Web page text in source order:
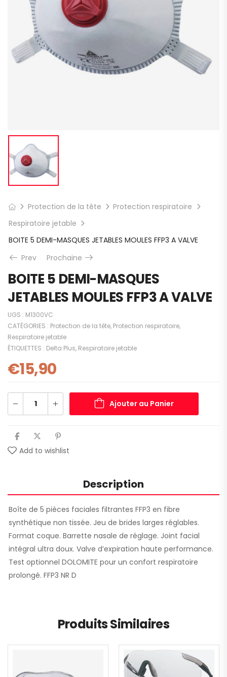
Protection de la tête
Protection respiratoire
Respiratoire jetable
BOITE 5 DEMI-MASQUES JETABLES MOULES FFP3 A VALVE
Prev
Prochaine
BOITE 5 DEMI-MASQUES
JETABLES MOULES FFP3 A VALVE
UGS : M1300VC
CATÉGORIES : Protection de la tête, Protection respiratoire,
Respiratoire jetable
ÉTIQUETTES : Delta Plus, Respiratoire jetable
€15,90
Ajouter au Panier
Add to wishlist
Description
Boîte de 5 pièces faciales filtrantes FFP3 en fibre
synthétique non tissée. Jeu de brides larges réglables.
Format coque. Barrette nasale de réglage. Joint facial
intégral ultra doux. Valve d’expiration haute performance.
Test optionnel DOLOMITE pour un confort respiratoire
prolongé. FFP3 NR D
Produits Similaires